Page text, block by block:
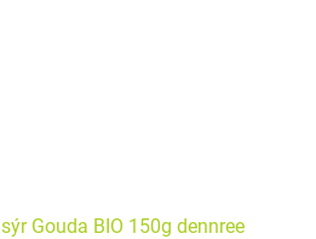
sýr Gouda BIO 150g dennree